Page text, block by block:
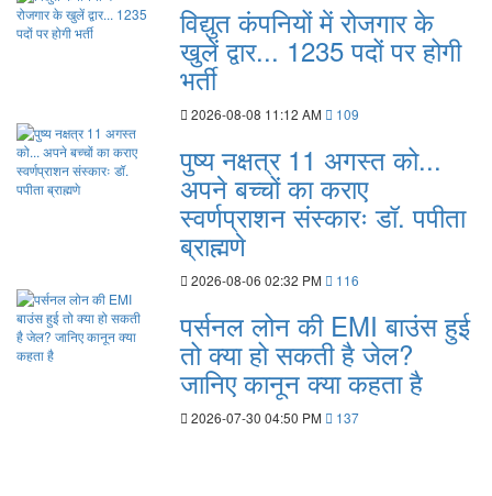
विद्युत कंपनियों में रोजगार के
खुलें द्वार... 1235 पदों पर होगी
भर्ती
2026-08-08 11:12 AM 109
पुष्य नक्षत्र 11 अगस्त को...
अपने बच्चों का कराए
स्वर्णप्राशन संस्कारः डॉ. पपीता
ब्राह्मणे
2026-08-06 02:32 PM 116
पर्सनल लोन की EMI बाउंस हुई
तो क्या हो सकती है जेल?
जानिए कानून क्या कहता है
2026-07-30 04:50 PM 137